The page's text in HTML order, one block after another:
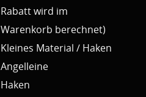
Rabatt wird im
Warenkorb berechnet)
Kleines Material / Haken
Angelleine
Haken